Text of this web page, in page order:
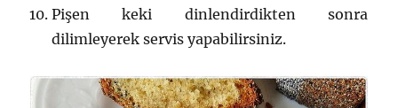
Pişen keki dinlendirdikten sonra
dilimleyerek servis yapabilirsiniz.